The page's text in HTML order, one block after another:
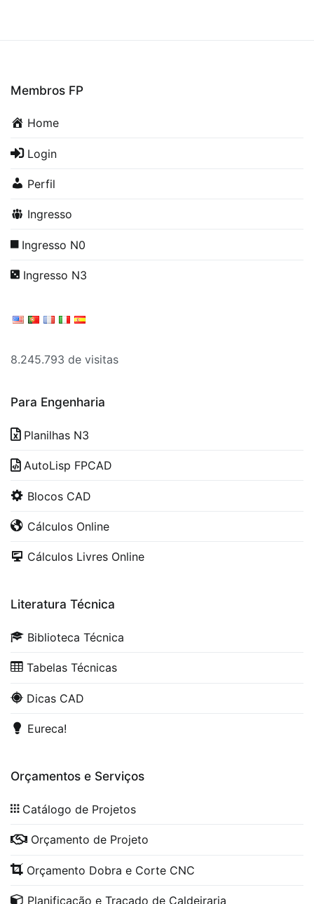
Membros FP
Home
Login
Perfil
Ingresso
Ingresso N0
Ingresso N3
8.245.793 de visitas
Para Engenharia
Planilhas N3
AutoLisp FPCAD
Blocos CAD
Cálculos Online
Cálculos Livres Online
Literatura Técnica
Biblioteca Técnica
Tabelas Técnicas
Dicas CAD
Eureca!
Orçamentos e Serviços
Catálogo de Projetos
Orçamento de Projeto
Orçamento Dobra e Corte CNC
Planificação e Traçado de Caldeiraria